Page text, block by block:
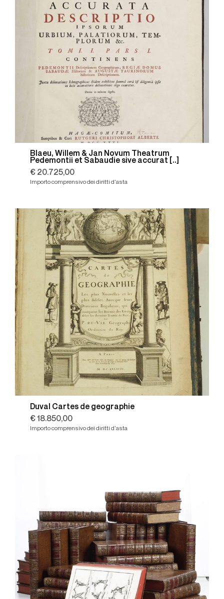
Blaeu, Willem & Jan Novum Theatrum
Pedemontii et Sabaudie sive accurat [..]
€ 20.725,00
Importo comprensivo dei diritti d'asta
Duval Cartes de geographie
€ 18.850,00
Importo comprensivo dei diritti d'asta